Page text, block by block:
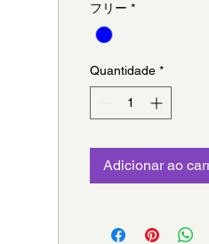
フリー *
Quantidade *
Adicionar ao